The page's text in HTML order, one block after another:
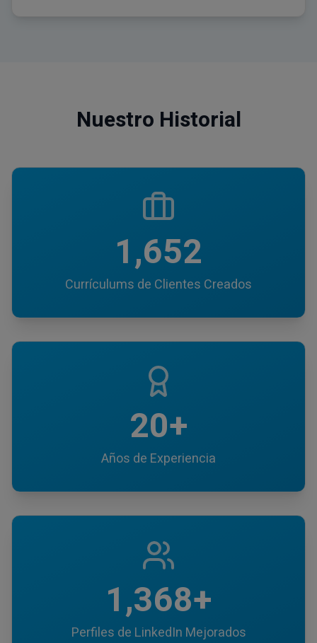
Nuestro Historial
1,652
Currículums de Clientes Creados
20+
Años de Experiencia
1,368+
Perfiles de LinkedIn Mejorados